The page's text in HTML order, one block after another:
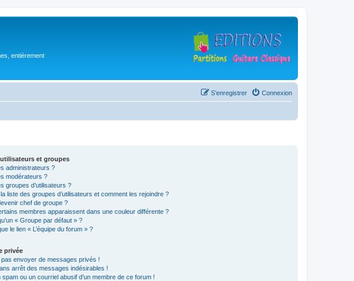
entièrement
Connexion
S’enregistrer
et groupes
administrateurs ?
modérateurs ?
groupes d’utilisateurs ?
liste des groupes d’utilisateurs et comment les rejoindre ?
chef de groupe ?
membres apparaissent dans une couleur différente ?
« Groupe par défaut » ?
le lien « L’équipe du forum » ?
privée
envoyer de messages privés !
arrêt des messages indésirables !
spam ou un courriel abusif d’un membre de ce forum !